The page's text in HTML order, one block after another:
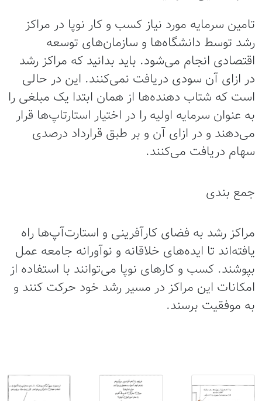
تامین سرمایه مورد نیاز کسب و کار نوپا در مراکز
رشد توسط دانشگاه‌ها و سازمان‌های توسعه
اقتصادی انجام می‌شود. باید بدانید که مراکز رشد
در ازای آن سودی دریافت نمی‌کنند. این در حالی
است که شتاب دهنده‌ها از همان ابتدا یک مبلغی را
به عنوان سرمایه اولیه را در اختیار استارتاپ‌ها قرار
می‌دهند و در ازای آن و بر طبق قرارداد درصدی
سهام دریافت می‌کنند.
جمع بندی
مراکز رشد به فضای کارآفرینی و استارت‌آپ‌ها راه
یافته‌اند تا ایده‌های خلاقانه و نوآورانه جامعه عمل
بپوشند. کسب و کارهای نوپا می‌توانند با استفاده از
امکانات این مراکز در مسیر رشد خود حرکت کنند و
به موفقیت برسند.